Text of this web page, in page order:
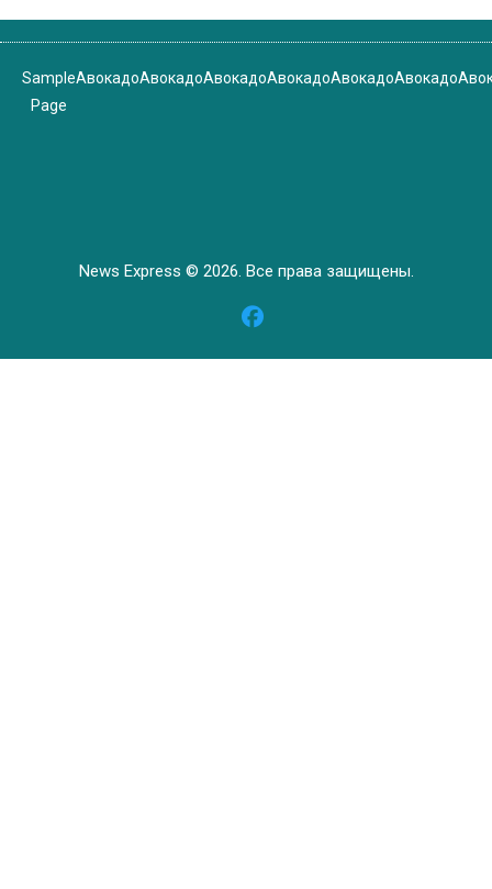
Sample
Page
АвокадоАвокадоАвокадоАвокадоАвокадоАвокадо
News Express © 2026. Все права защищены.